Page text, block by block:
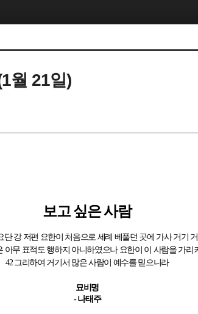
월 21일)
보고 싶은 사람
단 강 저편 요한이 처음으로 세례 베풀던 곳에 가사 거기
아무 표적도 행하지 아니하였으나 요한이 이 사람을 가리
42그리하여 거기서 많은 사람이 예수를 믿으니라
묘비명
-나태주